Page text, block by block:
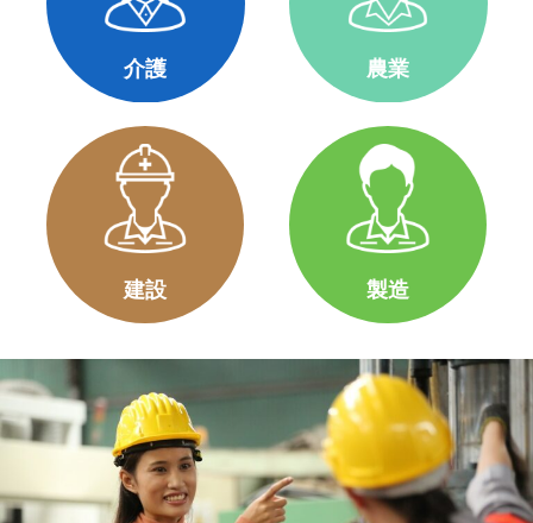
介護 農業
建設 製造